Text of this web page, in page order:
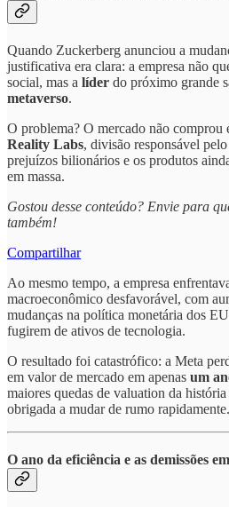
Quando Zuckerberg anunciou a
justificativa era clara: a empresa não
social, mas a líder do próximo grande
metaverso.
O problema? O mercado não comprou
Reality Labs, divisão responsável
prejuízos bilionários e os produtos
em massa.
Gostou desse conteúdo? Envie para
também!
Compartilhar
Ao mesmo tempo, a empresa
macroeconômico desfavorável, com
mudanças na política monetária dos
fugirem de ativos de tecnologia.
O resultado foi catastrófico: a Meta
em valor de mercado em apenas um
maiores quedas de valuation da
obrigada a mudar de rumo rapidamente.
O ano da eficiência e as demissões